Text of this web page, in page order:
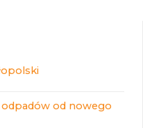
od nowego